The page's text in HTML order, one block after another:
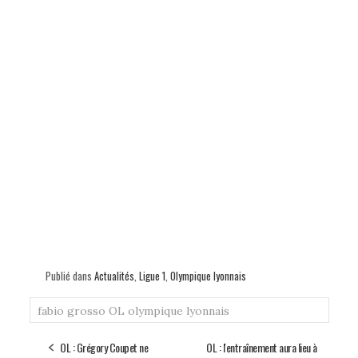
Publié dans Actualités, Ligue 1, Olympique lyonnais
fabio grosso OL olympique lyonnais
OL : Grégory Coupet ne
OL : l'entraînement aura lieu à